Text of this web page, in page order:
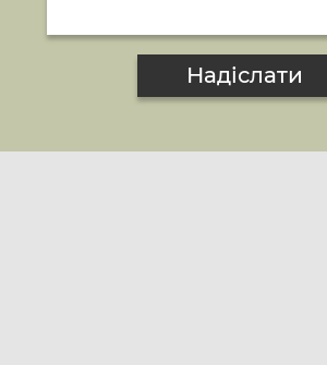
Надіслати